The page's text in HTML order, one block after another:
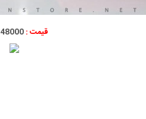
قیمت :48000 تومان